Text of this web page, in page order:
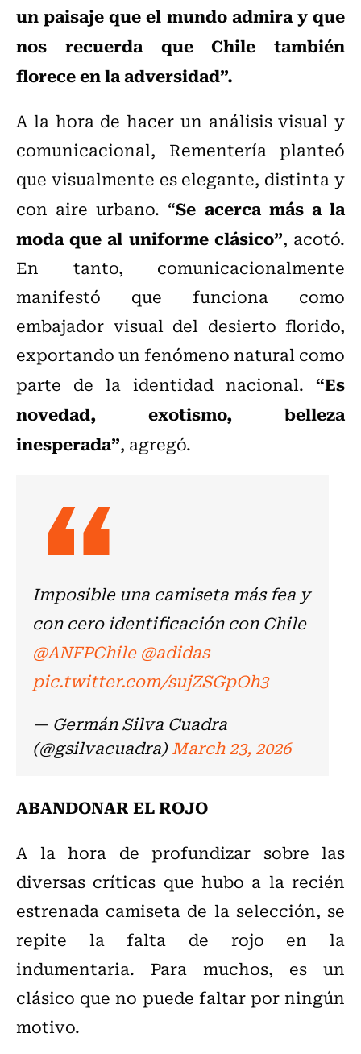
un paisaje que el mundo admira y que
nos recuerda que Chile también
florece en la adversidad”.
A la hora de hacer un análisis visual y
comunicacional, Rementería planteó
que visualmente es elegante, distinta y
con aire urbano. “Se acerca más a la
moda que al uniforme clásico”, acotó.
En tanto, comunicacionalmente
manifestó que funciona como
embajador visual del desierto florido,
exportando un fenómeno natural como
parte de la identidad nacional. “Es
novedad, exotismo, belleza
inesperada”, agregó.
Imposible una camiseta más fea y
con cero identificación con Chile
@ANFPChile⁩ ⁦@adidas
pic.twitter.com/sujZSGpOh3
— Germán Silva Cuadra
(@gsilvacuadra)March 23, 2026
ABANDONAR EL ROJO
A la hora de profundizar sobre las
diversas críticas que hubo a la recién
estrenada camiseta de la selección, se
repite la falta de rojo en la
indumentaria. Para muchos, es un
clásico que no puede faltar por ningún
motivo.